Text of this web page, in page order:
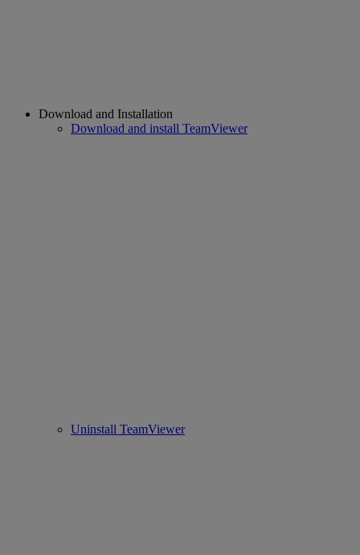
Download and Installation
Download and install TeamViewer
Uninstall TeamViewer